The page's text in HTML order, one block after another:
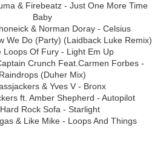
& Firebeatz - Just One More Time
Baby
& Norman Doray - Celsius
We Do (Party) (Laidback Luke Remix)
Loops Of Fury - Light Em Up
Crunch Feat.Carmen Forbes -
Raindrops (Duher Mix)
& Yves V - Bronx
ft. Amber Shepherd - Autopilot
Rock Sofa - Starlight
& Like Mike - Loops And Things